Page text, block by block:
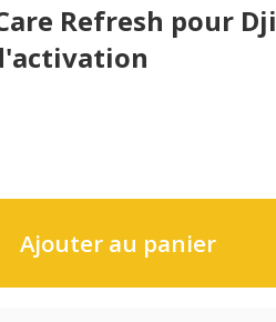
Refresh pour Dji
Ajouter au panier